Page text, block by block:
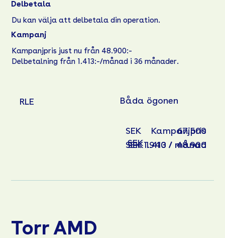
Delbetala
Du kan välja att delbetala din operation.
Kampanj
Kampanjpris just nu från 48.900:-
Delbetalning från 1.413:-/månad i 36 månader.
RLE Båda ögonen
SEK
Kampanjpris
48.900
SEK 1.413 / månad
SEK
67.500
SEK 1.940 / månad
Torr AMD